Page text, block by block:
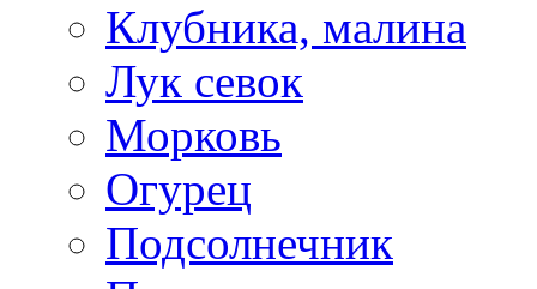
Клубника, малина
Лук севок
Морковь
Огурец
Подсолнечник